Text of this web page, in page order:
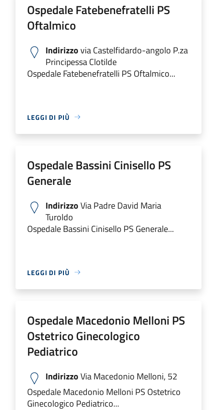
Ospedale Fatebenefratelli PS
Oftalmico
Indirizzovia Castelfidardo-angolo P.za
Principessa Clotilde
Ospedale Fatebenefratelli PS Oftalmico...
LEGGI DI PIÙ
Ospedale Bassini Cinisello PS
Generale
IndirizzoVia Padre David Maria
Turoldo
Ospedale Bassini Cinisello PS Generale...
LEGGI DI PIÙ
Ospedale Macedonio Melloni PS
Ostetrico Ginecologico
Pediatrico
IndirizzoVia Macedonio Melloni, 52
Ospedale Macedonio Melloni PS Ostetrico
Ginecologico Pediatrico...